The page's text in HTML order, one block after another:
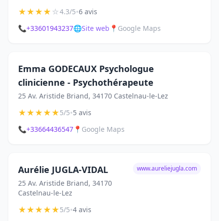
★★★★☆4.3/5•6 avis
📞+33601943237🌐Site web 📍 Google Maps
Emma GODECAUX Psychologue
clinicienne - Psychothérapeute
25 Av. Aristide Briand, 34170 Castelnau-le-Lez
★★★★★5/5•5 avis
📞+33664436547 📍 Google Maps
Aurélie JUGLA-VIDAL
25 Av. Aristide Briand, 34170
Castelnau-le-Lez
www.aureliejugla.com
★★★★★5/5•4 avis